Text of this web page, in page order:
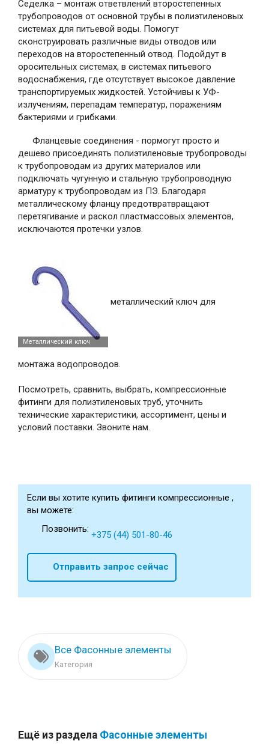
Седелка – монтаж ответвлений второстепенных
трубопроводов от основной трубы в полиэтиленовых
системах для питьевой воды. Помогут
сконструировать различные виды отводов или
переходов на второстепенный отвод. Подойдут в
оросительных системах, в системах питьевого
водоснабжения, где отсутствует высокое давление
транспортируемых жидкостей. Устойчивы к УФ-
излучениям, перепадам температур, поражениям
бактериями и грибками.
Фланцевые соединения - пормогут просто и
дешево присоединять полиэтиленовые трубопроводы
к трубопроводам из других материалов или
подключать чугунную и стальную трубопроводную
арматуру к трубопроводам из ПЭ. Благодаря
металлическому фланцу предотвратвращают
перетягивание и раскол пластмассовых элементов,
исключаются протечки узлов.
металлический ключ для
монтажа водопроводов.
Посмотреть, сравнить, выбрать, компрессионные
фитинги для полиэтиленовых труб, уточнить
технические характеристики, ассортимент, цены и
условий поставки. Звоните нам.
Если вы хотите купить фитинги компрессионные ,
вы можете:
Позвонить:
+375 (44) 501-80-46
Отправить запрос сейчас
Все Фасонные элементы
Категория
Ещё из раздела Фасонные элементы